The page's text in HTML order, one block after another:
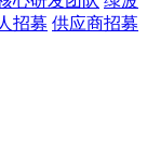
招募 供应商招募